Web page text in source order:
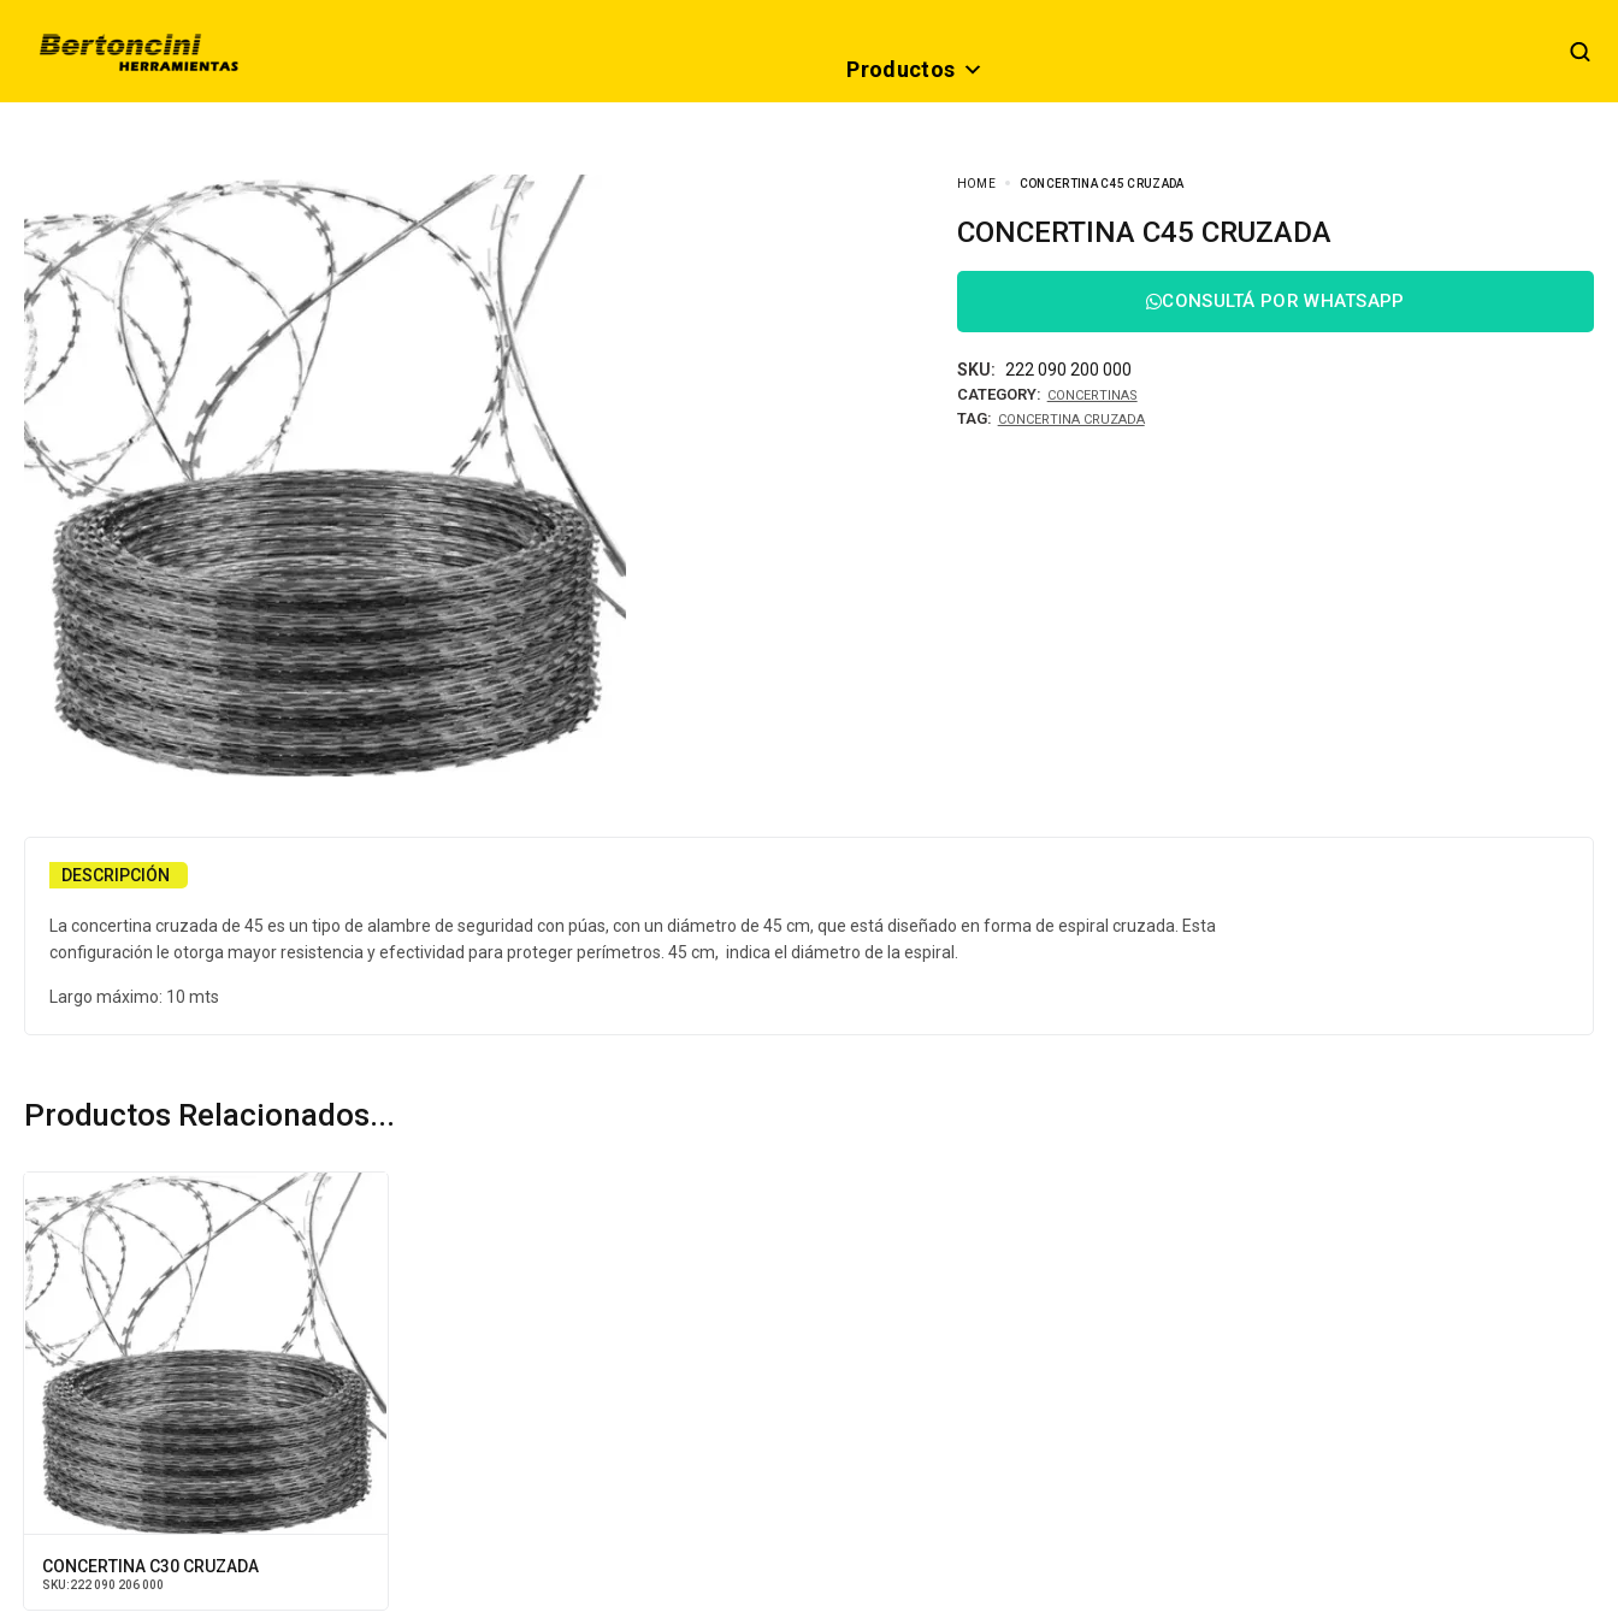
Productos
HOME CONCERTINA C45 CRUZADA
CONCERTINA C45 CRUZADA
CONSULTÁ POR WHATSAPP
SKU: 222 090 200 000
CATEGORY: CONCERTINAS
TAG: CONCERTINA CRUZADA
DESCRIPCIÓN
La concertina cruzada de 45 es un tipo de alambre de seguridad con púas, con un diámetro de 45 cm, que está diseñado en forma de espiral cruzada. Esta
configuración le otorga mayor resistencia y efectividad para proteger perímetros. 45 cm, indica el diámetro de la espiral.
Largo máximo: 10 mts
Productos Relacionados...
CONCERTINA C30 CRUZADA
SKU:222 090 206 000